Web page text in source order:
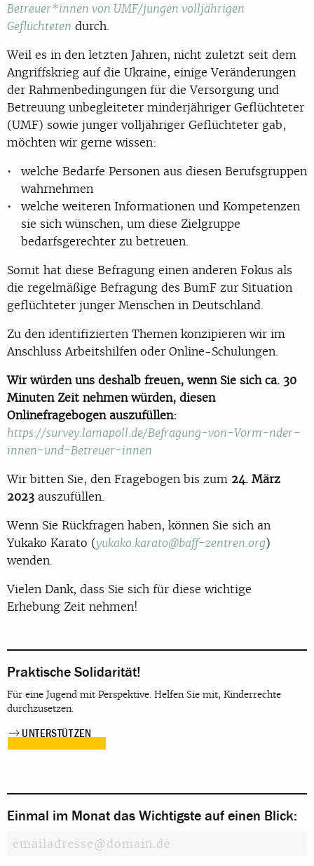
Betreuer*innen von UMF/jungen volljährigen
Geflüchteten durch.
Weil es in den letzten Jahren, nicht zuletzt seit dem
Angriffskrieg auf die Ukraine, einige Veränderungen
der Rahmenbedingungen für die Versorgung und
Betreuung unbegleiteter minderjähriger Geflüchteter
(UMF) sowie junger volljähriger Geflüchteter gab,
möchten wir gerne wissen:
welche Bedarfe Personen aus diesen Berufsgruppen
wahrnehmen
welche weiteren Informationen und Kompetenzen
sie sich wünschen, um diese Zielgruppe
bedarfsgerechter zu betreuen.
Somit hat diese Befragung einen anderen Fokus als
die regelmäßige Befragung des BumF zur Situation
geflüchteter junger Menschen in Deutschland.
Zu den identifizierten Themen konzipieren wir im
Anschluss Arbeitshilfen oder Online-Schulungen.
Wir würden uns deshalb freuen, wenn Sie sich ca. 30
Minuten Zeit nehmen würden, diesen
Onlinefragebogen auszufüllen:
https://survey.lamapoll.de/Befragung-von-Vorm-nder-
innen-und-Betreuer-innen
Wir bitten Sie, den Fragebogen bis zum 24. März
2023 auszufüllen.
Wenn Sie Rückfragen haben, können Sie sich an
Yukako Karato (yukako.karato@baff-zentren.org)
wenden.
Vielen Dank, dass Sie sich für diese wichtige
Erhebung Zeit nehmen!
Praktische Solidarität!
Für eine Jugend mit Perspektive. Helfen Sie mit, Kinderrechte
durchzusetzen.
UNTERSTÜTZEN
Einmal im Monat das Wichtigste auf einen Blick: